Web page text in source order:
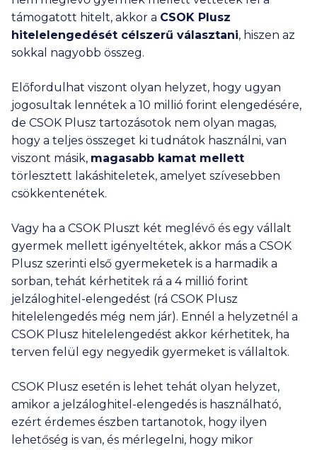
támogatott hitelt, akkor a CSOK Plusz
hitelelengedését célszerű választani, hiszen az
sokkal nagyobb összeg.
Előfordulhat viszont olyan helyzet, hogy ugyan
jogosultak lennétek a 10 millió forint elengedésére,
de CSOK Plusz tartozásotok nem olyan magas,
hogy a teljes összeget ki tudnátok használni, van
viszont másik, magasabb kamat mellett
törlesztett lakáshiteletek, amelyet szívesebben
csökkentenétek.
Vagy ha a CSOK Pluszt két meglévő és egy vállalt
gyermek mellett igényeltétek, akkor más a CSOK
Plusz szerinti első gyermeketek is a harmadik a
sorban, tehát kérhetitek rá a 4 millió forint
jelzáloghitel-elengedést (rá CSOK Plusz
hitelelengedés még nem jár). Ennél a helyzetnél a
CSOK Plusz hitelelengedést akkor kérhetitek, ha
terven felül egy negyedik gyermeket is vállaltok.
CSOK Plusz esetén is lehet tehát olyan helyzet,
amikor a jelzáloghitel-elengedés is használható,
ezért érdemes észben tartanotok, hogy ilyen
lehetőség is van, és mérlegelni, hogy mikor